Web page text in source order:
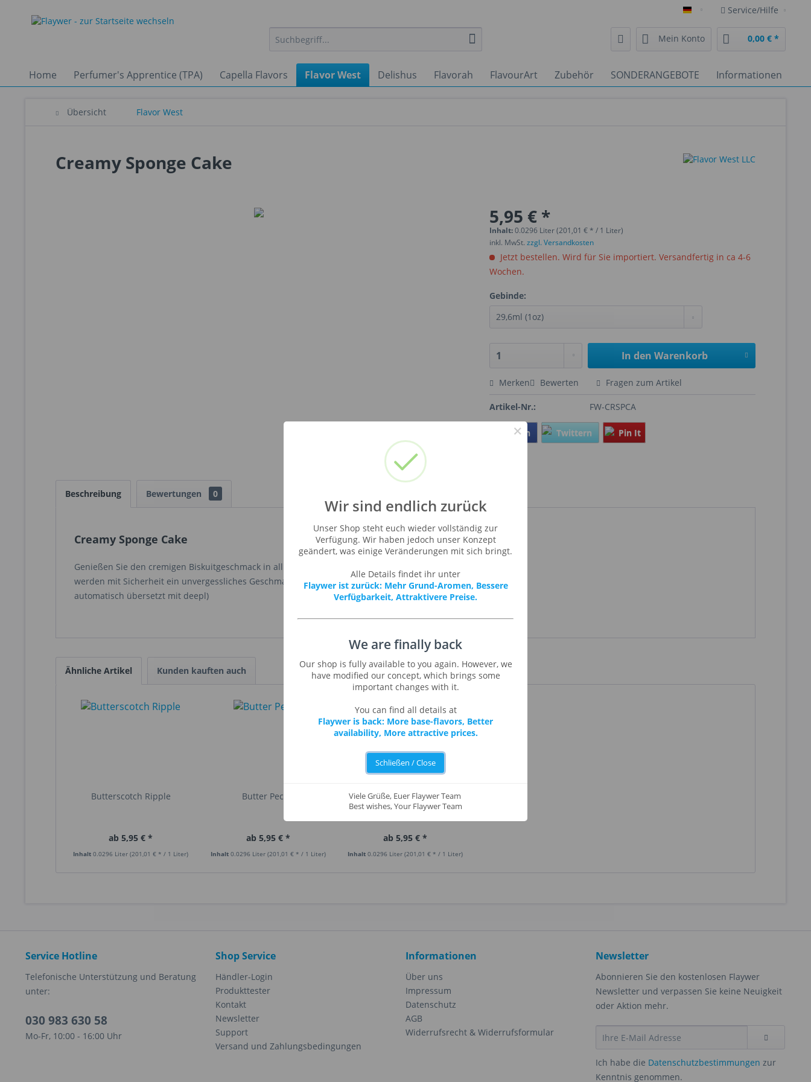
Deutsch Service/Hilfe
Mein Konto 0,00 € *
Home Perfumer's Apprentice (TPA) Capella Flavors Flavor West Delishus Flavorah FlavourArt Zubehör SONDERANGEBOTE Informationen
Übersicht Flavor West
Creamy Sponge Cake
5,95 € *
Inhalt:0.0296 Liter (201,01 € * / 1 Liter)
inkl. MwSt.zzgl. Versandkosten
Jetzt bestellen. Wird für Sie importiert. Versandfertig in ca 4-6
Wochen.
Gebinde:
In den Warenkorb
Merken Bewerten Fragen zum Artikel
Artikel-Nr.: FW-CRSPCA
Teilen Twittern Pin It
Beschreibung Bewertungen 0
Creamy Sponge Cake
Genießen Sie den cremigen Biskuitgeschmack in all Ihren Desserts und gebackenen Köstlichkeiten. Sie
werden mit Sicherheit ein unvergessliches Geschmackserlebnis haben. (Herstellerbeschreibung -
automatisch übersetzt mit deepl)
Ähnliche Artikel Kunden kauften auch
Butterscotch Ripple
ab 5,95 € *
Inhalt0.0296 Liter(201,01 € * / 1 Liter)
Butter Pecan
ab 5,95 € *
Inhalt 0.0296 Liter (201,01 € * / 1 Liter)
Yellow Cake
ab 5,95 € *
Inhalt0.0296 Liter(201,01 € * / 1 Liter)
Service Hotline
Telefonische Unterstützung und Beratung
unter:
030 983 630 58
Mo-Fr, 10:00 - 16:00 Uhr
Shop Service
Händler-Login
Produkttester
Kontakt
Newsletter
Support
Versand und Zahlungsbedingungen
Informationen
Über uns
Impressum
Datenschutz
AGB
Widerrufsrecht & Widerrufsformular
Newsletter
Abonnieren Sie den kostenlosen Flaywer
Newsletter und verpassen Sie keine Neuigkeit
oder Aktion mehr.
Ich habe die Datenschutzbestimmungen zur
Kenntnis genommen.
×
Wir sind endlich zurück
Unser Shop steht euch wieder vollständig zur
Verfügung. Wir haben jedoch unser Konzept
geändert, was einige Veränderungen mit sich bringt.
Alle Details findet ihr unter
Flaywer ist zurück: Mehr Grund-Aromen, Bessere
Verfügbarkeit, Attraktivere Preise.
We are finally back
Our shop is fully available to you again. However, we
have modified our concept, which brings some
important changes with it.
You can find all details at
Flaywer is back: More base-flavors, Better
availability, More attractive prices.
Schließen / Close
Viele Grüße, Euer Flaywer Team
Best wishes, Your Flaywer Team